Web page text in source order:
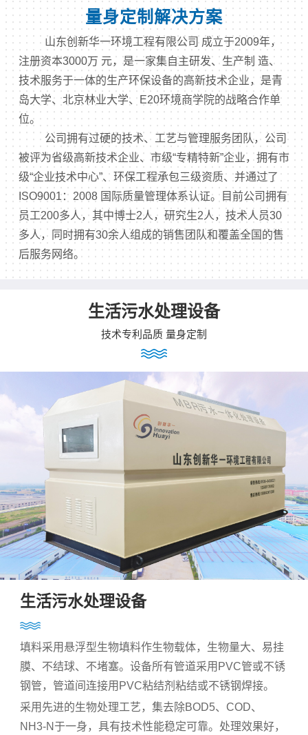
量身定制解决方案
山东创新华一环境工程有限公司 成立于2009年，
注册资本3000万 元，是一家集自主研发、生产制 造、
技术服务于一体的生产环保设备的高新技术企业，是青
岛大学、北京林业大学、E20环境商学院的战略合作单
位。
公司拥有过硬的技术、工艺与管理服务团队，公司
被评为省级高新技术企业、市级“专精特新”企业，拥有市
级“企业技术中心”、环保工程承包三级资质、并通过了
ISO9001：2008 国际质量管理体系认证。目前公司拥有
员工200多人，其中博士2人，研究生2人，技术人员30
多人，同时拥有30余人组成的销售团队和覆盖全国的售
后服务网络。
生活污水处理设备
技术专利品质 量身定制
生活污水处理设备
填料采用悬浮型生物填料作生物载体，生物量大、易挂
膜、不结球、不堵塞。设备所有管道采用PVC管或不锈
钢管，管道间连接用PVC粘结剂粘结或不锈钢焊接。
采用先进的生物处理工艺，集去除BOD5、COD、
NH3-N于一身，具有技术性能稳定可靠。处理效果好，